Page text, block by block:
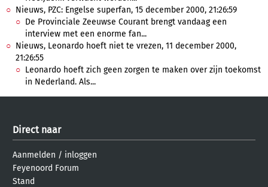
Nieuws, PZC: Engelse superfan, 15 december 2000, 21:26:59
De Provinciale Zeeuwse Courant brengt vandaag een
interview met een enorme fan...
Nieuws, Leonardo hoeft niet te vrezen, 11 december 2000,
21:26:55
Leonardo hoeft zich geen zorgen te maken over zijn toekomst
in Nederland. Als...
Direct naar
Aanmelden / inloggen
Feyenoord Forum
Stand